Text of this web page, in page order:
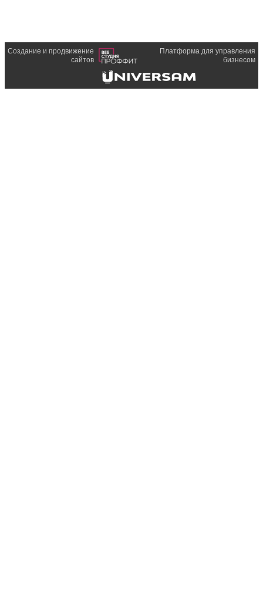
Создание и продвижение
сайтов
Платформа для управления
бизнесом